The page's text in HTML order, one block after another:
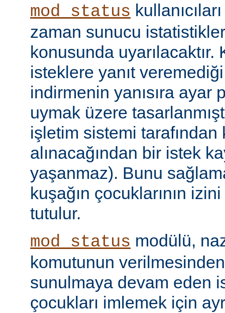
mod_status
zaman sunucu
konusunda
isteklere yanıt
indirmenin yanısıra ayar
uymak üzere
işletim sistemi tarafından
alınacağından bir istek
yaşanmaz). Bunu
kuşağın çocuklarının
tutulur.
mod_status modülü,
komutunun
sunulmaya devam eden
çocukları imlemek için